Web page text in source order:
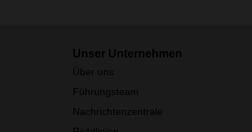
Unser Unternehmen
Über uns
Führungsteam
Nachrichtenzentrale